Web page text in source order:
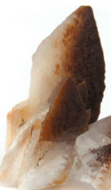
Calcite de Chine
100